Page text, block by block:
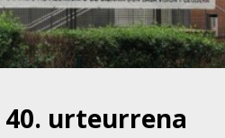
40. urteurrena